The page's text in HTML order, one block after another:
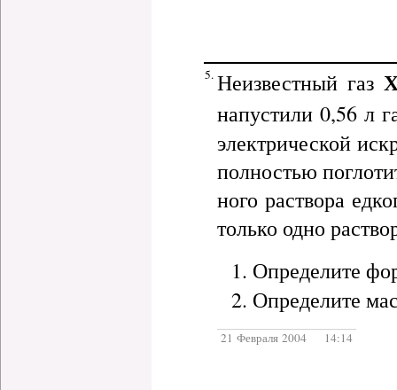
5. Неизвестный газ
напустили 0,56 л
электрической
полностью
ного раствора
только одно
Определите
Определите
21 Февраля 2004 14:14